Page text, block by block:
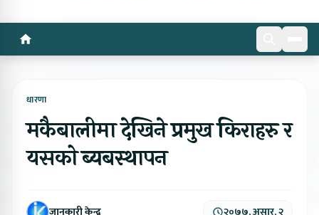
धारणा
मकैबालीमा देखिने प्रमुख किराहरु र
यसको ब्यबस्थापन